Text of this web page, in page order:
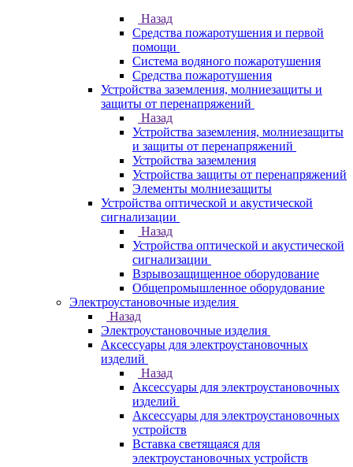
Назад
Средства пожаротушения и первой
помощи
Система водяного пожаротушения
Средства пожаротушения
Устройства заземления, молниезащиты и
защиты от перенапряжений
Назад
Устройства заземления, молниезащиты
и защиты от перенапряжений
Устройства заземления
Устройства защиты от перенапряжений
Элементы молниезащиты
Устройства оптической и акустической
сигнализации
Назад
Устройства оптической и акустической
сигнализации
Взрывозащищенное оборудование
Общепромышленное оборудование
Электроустановочные изделия
Назад
Электроустановочные изделия
Аксессуары для электроустановочных
изделий
Назад
Аксессуары для электроустановочных
изделий
Аксессуары для электроустановочных
устройств
Вставка светящаяся для
электроустановочных устройств